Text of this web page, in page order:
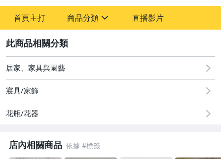
首頁主打 商品分類
圖書/影音/文具
古董、藝術與礦石
玩具、模型與公仔
女裝與服飾配件
直播影片
居家、家具與園藝
寢具/家飾
花瓶/花器
店內相關商品